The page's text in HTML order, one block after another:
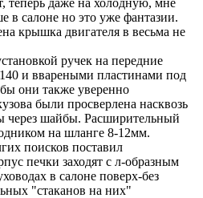
в салоне но это уже фантазии.
крышка двигателя в весьма не
ручек на передние
и ввареными пластинами под
они также уверенно
были просверлена насквозь
через шайбы. Расширительный
на шланге 8-12мм.
поисков поставил
печки заходят с л-образным
в салоне поверх-без
"стаканов на них"